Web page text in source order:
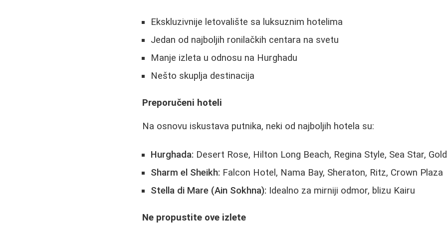
Ekskluzivnije letovalište sa luksuznim hotelima
Jedan od najboljih ronilačkih centara na svetu
Manje izleta u odnosu na Hurghadu
Nešto skuplja destinacija
Preporučeni hoteli
Na osnovu iskustava putnika, neki od najboljih hotela su:
Hurghada: Desert Rose, Hilton Long Beach, Regina Style, Sea Star,
Sharm el Sheikh: Falcon Hotel, Nama Bay, Sheraton, Ritz, Crown Plaza
Stella di Mare (Ain Sokhna): Idealno za mirniji odmor, blizu Kairu
Ne propustite ove izlete